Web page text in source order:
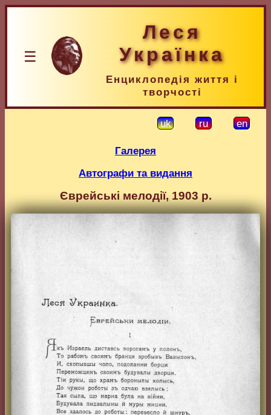
☰
Леся
Українка
Енциклопедія життя і
творчості
uk ru en
Галерея
Автографи та видання
Єврейські мелодії, 1903 р.